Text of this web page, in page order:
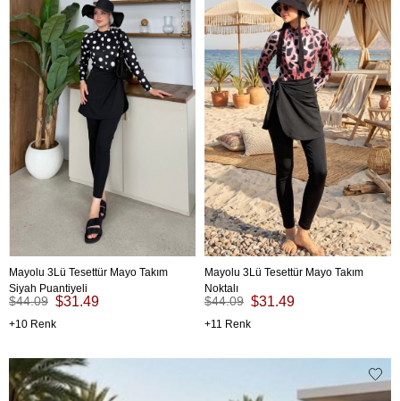
Mayolu 3Lü Tesettür Mayo Takım
Siyah Puantiyeli
$31.49
$44.09
10
Mayolu 3Lü Tesettür Mayo Takım
Noktalı
$31.49
$44.09
11